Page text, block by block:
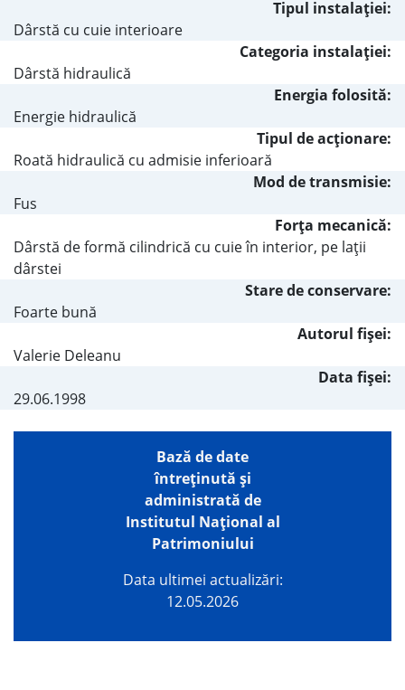
Tipul instalaţiei:
Dârstă cu cuie interioare
Categoria instalaţiei:
Dârstă hidraulică
Energia folosită:
Energie hidraulică
Tipul de acţionare:
Roată hidraulică cu admisie inferioară
Mod de transmisie:
Fus
Forţa mecanică:
Dârstă de formă cilindrică cu cuie în interior, pe laţii
dârstei
Stare de conservare:
Foarte bună
Autorul fişei:
Valerie Deleanu
Data fișei:
29.06.1998
Bază de date
întreţinută şi
administrată de
Institutul Național al
Patrimoniului
Data ultimei actualizări:
12.05.2026